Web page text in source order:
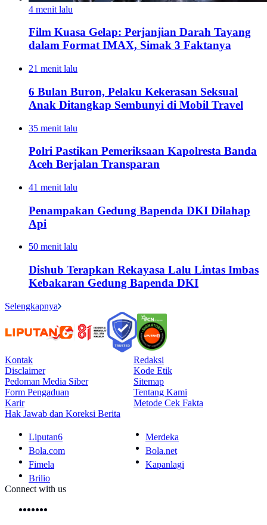
4 menit lalu
Film Kuasa Gelap: Perjanjian Darah Tayang
dalam Format IMAX, Simak 3 Faktanya
21 menit lalu
6 Bulan Buron, Pelaku Kekerasan Seksual
Anak Ditangkap Sembunyi di Mobil Travel
35 menit lalu
Polri Pastikan Pemeriksaan Kapolresta Banda
Aceh Berjalan Transparan
41 menit lalu
Penampakan Gedung Bapenda DKI Dilahap
Api
50 menit lalu
Dishub Terapkan Rekayasa Lalu Lintas Imbas
Kebakaran Gedung Bapenda DKI
Selengkapnya
Kontak
Redaksi
Disclaimer
Kode Etik
Pedoman Media Siber
Sitemap
Form Pengaduan
Tentang Kami
Karir
Metode Cek Fakta
Hak Jawab dan Koreksi Berita
Liputan6
Merdeka
Bola.com
Bola.net
Fimela
Kapanlagi
Brilio
Connect with us